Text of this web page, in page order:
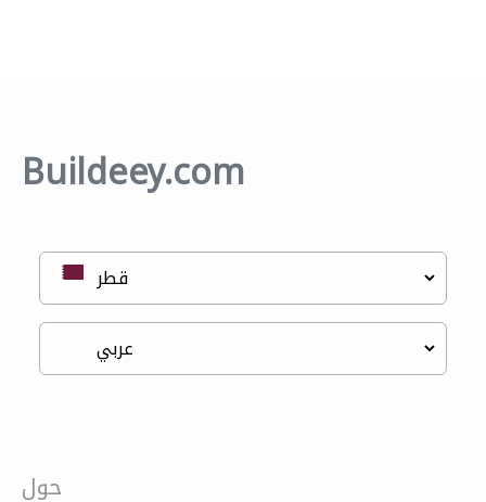
Buildeey.com
حول